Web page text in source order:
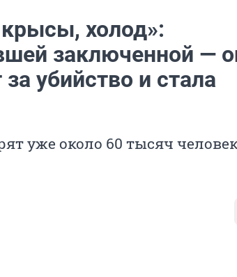
холод»:
заключенной —
убийство и стала
уже около 60 тысяч